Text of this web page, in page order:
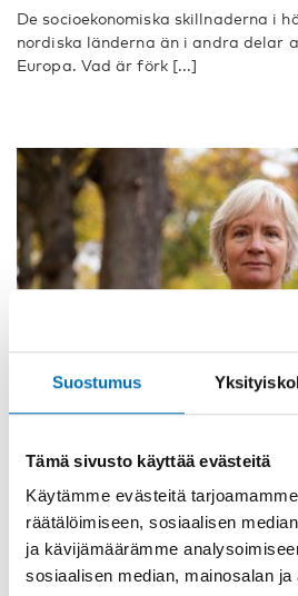
Suostumus
Tämä sivusto käyttää evästeitä
Käytämme evästeitä
räätälöimiseen, sosiaalisen
ja kävijämäärämme
sosiaalisen median, mainosalan
De socioekonomiska skillnaderna i
nordiska länderna än i andra delar
Europa. Vad är förk [...]
KANSANTERVEYS
21 marras 2018
”Ensamhet gör människor